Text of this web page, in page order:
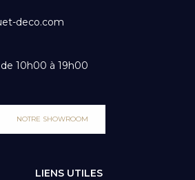
deco.com
10h00 à 19h00
NOTRE SHOWROOM
LIENS UTILES